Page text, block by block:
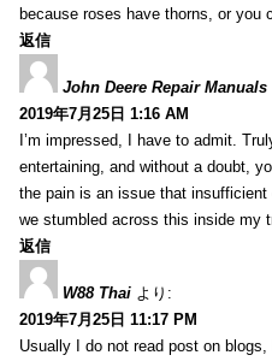
because roses have thorns, or you
返信
John Deere Repair Manuals
2019年7月25日 1:16 AM
I’m impressed, I have to admit.
entertaining, and without a doubt,
the pain is an issue that
we stumbled across this inside my
返信
W88 Thai より:
2019年7月25日 11:17 PM
Usually I do not read post on